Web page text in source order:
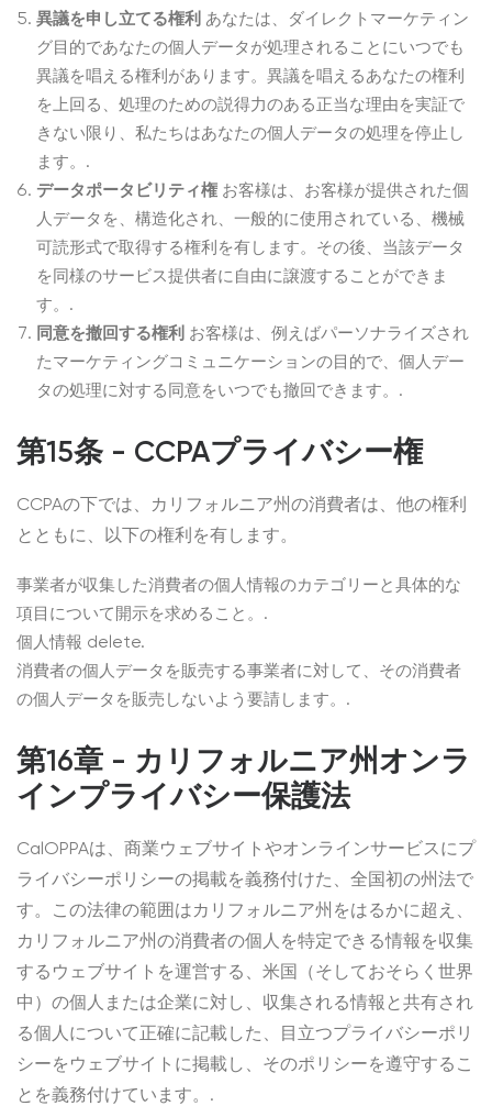
異議を申し立てる権利 あなたは、ダイレクトマーケティン
グ目的であなたの個人データが処理されることにいつでも
異議を唱える権利があります。異議を唱えるあなたの権利
を上回る、処理のための説得力のある正当な理由を実証で
きない限り、私たちはあなたの個人データの処理を停止し
ます。.
データポータビリティ権 お客様は、お客様が提供された個
人データを、構造化され、一般的に使用されている、機械
可読形式で取得する権利を有します。その後、当該データ
を同様のサービス提供者に自由に譲渡することができま
す。.
同意を撤回する権利 お客様は、例えばパーソナライズされ
たマーケティングコミュニケーションの目的で、個人デー
タの処理に対する同意をいつでも撤回できます。.
第15条 - CCPAプライバシー権
CCPAの下では、カリフォルニア州の消費者は、他の権利
とともに、以下の権利を有します。
事業者が収集した消費者の個人情報のカテゴリーと具体的な
項目について開示を求めること。.
個人情報 delete.
消費者の個人データを販売する事業者に対して、その消費者
の個人データを販売しないよう要請します。.
第16章 - カリフォルニア州オンラ
インプライバシー保護法
CalOPPAは、商業ウェブサイトやオンラインサービスにプ
ライバシーポリシーの掲載を義務付けた、全国初の州法で
す。この法律の範囲はカリフォルニア州をはるかに超え、
カリフォルニア州の消費者の個人を特定できる情報を収集
するウェブサイトを運営する、米国（そしておそらく世界
中）の個人または企業に対し、収集される情報と共有され
る個人について正確に記載した、目立つプライバシーポリ
シーをウェブサイトに掲載し、そのポリシーを遵守するこ
とを義務付けています。.